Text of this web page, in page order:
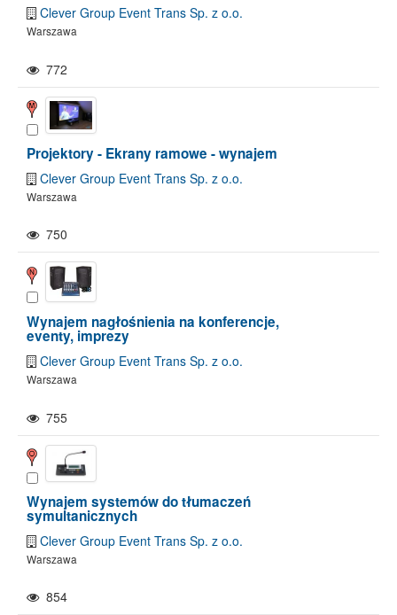
Clever Group Event Trans Sp. z o.o.
Warszawa
772
Projektory - Ekrany ramowe - wynajem
Clever Group Event Trans Sp. z o.o.
Warszawa
750
Wynajem nagłośnienia na konferencje,
eventy, imprezy
Clever Group Event Trans Sp. z o.o.
Warszawa
755
Wynajem systemów do tłumaczeń
symultanicznych
Clever Group Event Trans Sp. z o.o.
Warszawa
854